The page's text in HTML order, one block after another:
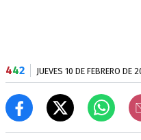
442 JUEVES 10 DE FEBRERO DE